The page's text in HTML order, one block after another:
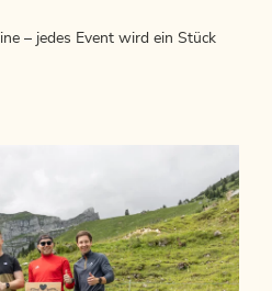
– jedes Event wird ein Stück